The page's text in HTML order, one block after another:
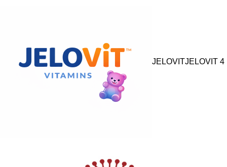
JELOVITJELOVIT 4